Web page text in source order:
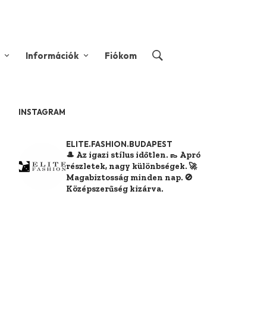
Információk Fiókom
INSTAGRAM
ELITE.FASHION.BUDAPEST
🎩 Az igazi stílus időtlen. 👞 Apró
részletek, nagy különbségek.🚀
Magabiztosság minden nap. 🚫
Középszerűség kizárva.